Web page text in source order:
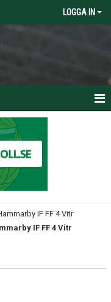
LOGGA IN
IF FF 4 Vitr